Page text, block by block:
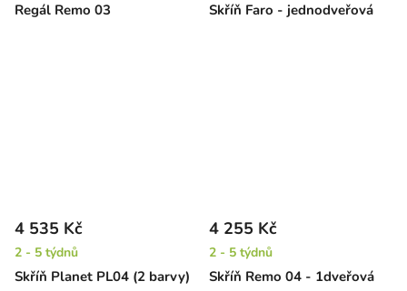
Regál Remo 03 Skříň Faro - jednodveřová
Skříň Planet PL04 (2 barvy)
4 535 Kč
2 - 5 týdnů
Skříň Remo 04 - 1dveřová
4 255 Kč
2 - 5 týdnů